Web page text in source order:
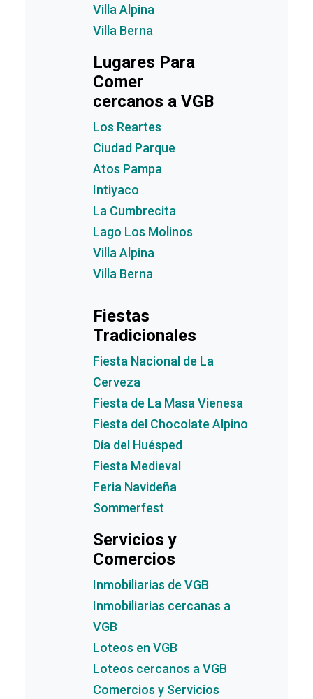
Villa Alpina
Villa Berna
Lugares Para
Comer
cercanos a VGB
Los Reartes
Ciudad Parque
Atos Pampa
Intiyaco
La Cumbrecita
Lago Los Molinos
Villa Alpina
Villa Berna
Fiestas
Tradicionales
Fiesta Nacional de La
Cerveza
Fiesta de La Masa Vienesa
Fiesta del Chocolate Alpino
Día del Huésped
Fiesta Medieval
Feria Navideña
Sommerfest
Servicios y
Comercios
Inmobiliarias de VGB
Inmobiliarias cercanas a
VGB
Loteos en VGB
Loteos cercanos a VGB
Comercios y Servicios